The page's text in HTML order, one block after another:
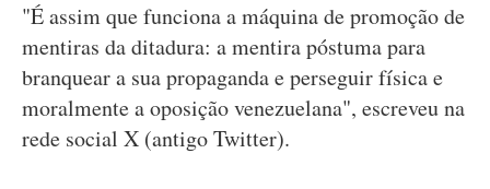
"É assim que funciona a máquina de promoção de
mentiras da ditadura: a mentira póstuma para
branquear a sua propaganda e perseguir física e
moralmente a oposição venezuelana", escreveu na
rede social X (antigo Twitter).